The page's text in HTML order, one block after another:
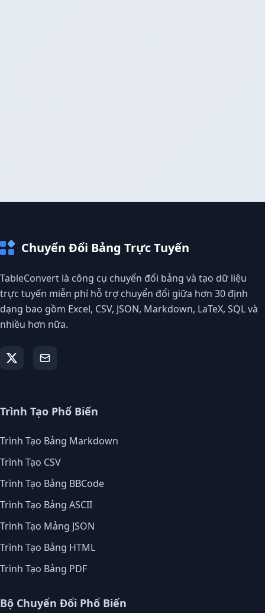
Chuyển Đổi Bảng Trực Tuyến
TableConvert là công cụ chuyển đổi bảng và tạo dữ liệu
trực tuyến miễn phí hỗ trợ chuyển đổi giữa hơn 30 định
dạng bao gồm Excel, CSV, JSON, Markdown, LaTeX, SQL và
nhiều hơn nữa.
Trình Tạo Phổ Biến
Trình Tạo Bảng Markdown
Trình Tạo CSV
Trình Tạo Bảng BBCode
Trình Tạo Bảng ASCII
Trình Tạo Mảng JSON
Trình Tạo Bảng HTML
Trình Tạo Bảng PDF
Bộ Chuyển Đổi Phổ Biến